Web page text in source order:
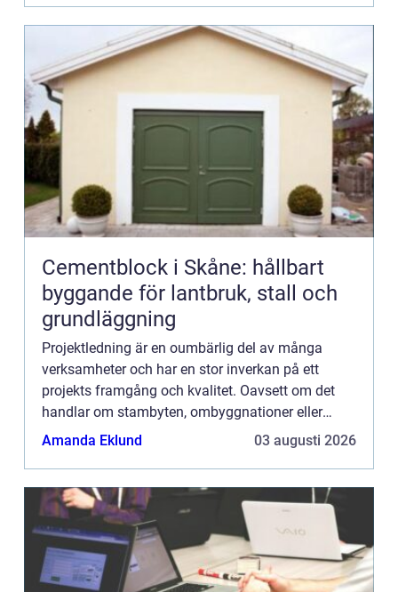
Cementblock i Skåne: hållbart
byggande för lantbruk, stall och
grundläggning
Projektledning är en oumbärlig del av många
verksamheter och har en stor inverkan på ett
projekts framgång och kvalitet. Oavsett om det
handlar om stambyten, ombyggnationer eller
mindre förändringar, står e...
Amanda Eklund 03 augusti 2026